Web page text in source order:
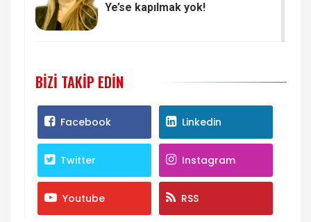
Ye’se kapılmak yok!
BIZI TAKIP EDIN
Facebook Linkedin
Twitter Instagram
Youtube RSS